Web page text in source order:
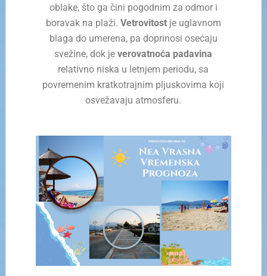
oblake, što ga čini pogodnim za odmor i
boravak na plaži. Vetrovitostje uglavnom
blaga do umerena, pa doprinosi osećaju
svežine, dok jeverovatnoća padavina
relativno niska u letnjem periodu, sa
povremenim kratkotrajnim pljuskovima koji
osvežavaju atmosferu.